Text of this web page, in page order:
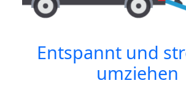
Entspannt und
umziehen